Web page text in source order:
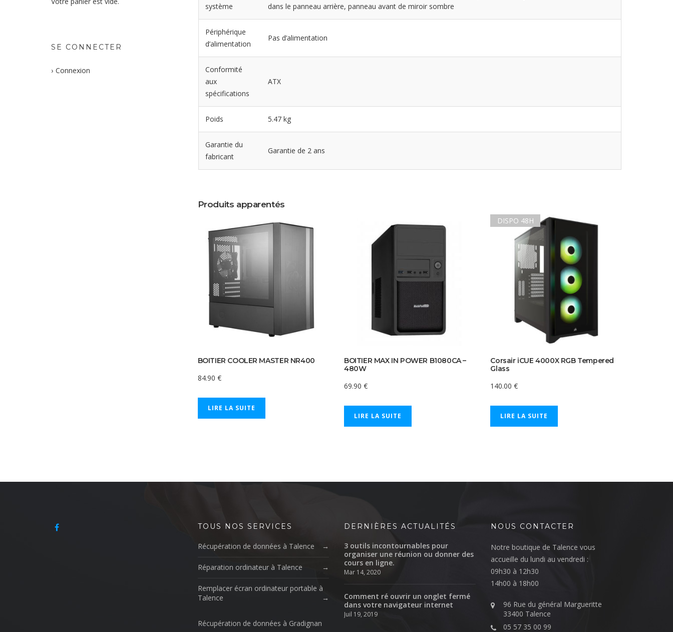
système
dans le panneau arrière, panneau avant de miroir sombre
Périphérique
d’alimentation
Pas d’alimentation
Conformité
aux
spécifications
ATX
Poids 5.47 kg
Garantie du
fabricant
Garantie de 2 ans
Produits apparentés
BOITIER COOLER MASTER NR400
84.90 €
LIRE LA SUITE
BOITIER MAX IN POWER B1080CA –
480W
69.90 €
LIRE LA SUITE
DISPO 48H
Corsair iCUE 4000X RGB Tempered
Glass
140.00€
LIRE LA SUITE
SE CONNECTER
Connexion
TOUS NOS SERVICES
Récupération de données à Talence
Réparation ordinateur à Talence
Remplacer écran ordinateur portable à
Talence
Récupération de données à Gradignan
DERNIÈRES ACTUALITÉS
3 outils incontournables pour
organiser une réunion ou donner des
cours en ligne.
Mar 14, 2020
Comment ré ouvrir un onglet fermé
dans votre navigateur internet
Juil 19, 2019
NOUS CONTACTER
Notre boutique de Talence vous
accueille du lundi au vendredi :
09h30 à 12h30
14h00 à 18h00
96 Rue du général Margueritte
33400 Talence
05 57 35 00 99